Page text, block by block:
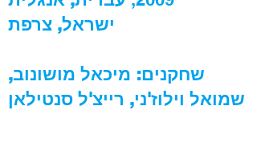
ישראל, צרפת
שחקנים: מיכאל מושונוב,
שמואל וילוז'ני, רייצ'ל סנטילאן